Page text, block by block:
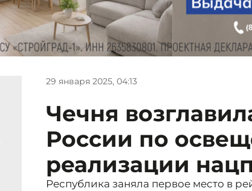
29 января 2025, 04:13
Чечня
России по
реализации
Республика заняла первое место в